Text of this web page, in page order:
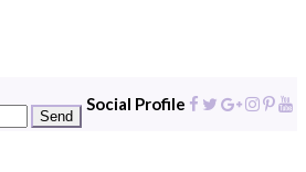
Send
Social Profile